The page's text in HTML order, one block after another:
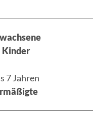
Kinder
7 Jahren